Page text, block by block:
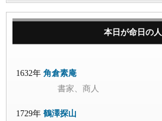
本日が命日の人
1632年 角倉素庵
書家、商人
1729年 鶴澤探山